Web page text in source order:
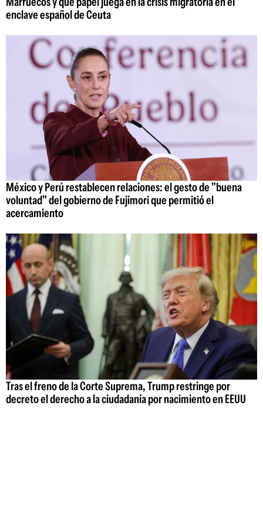
enclave español de Ceuta
México y Perú restablecen relaciones: el gesto de "buena
voluntad" del gobierno de Fujimori que permitió el
acercamiento
Tras el freno de la Corte Suprema, Trump restringe por
decreto el derecho a la ciudadanía por nacimiento en EEUU